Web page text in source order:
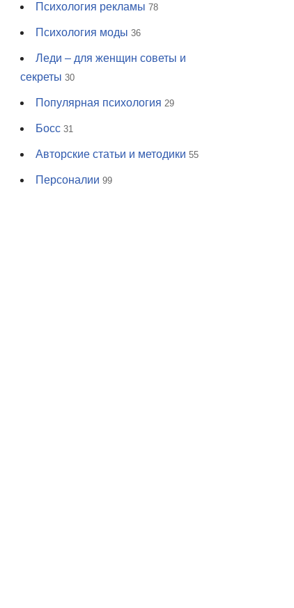
Психология рекламы 78
Психология моды 36
Леди – для женщин советы и
секреты 30
Популярная психология 29
Босс 31
Авторские статьи и методики 55
Персоналии 99